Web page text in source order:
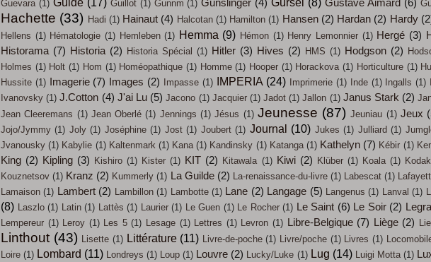
Guevara (1) Guillot (1) Gunnm (1) Gunslinger (4) Gustave Aimard (6)
Hachette (33) Hadi (1) Hainaut (4) Halcotan (1) Hamilton (1) Hansen (2) Hardan (2) Hardy
Hellens (1) Hématologie (1) Hemleben (1) Hemma (9) Hémon (1) Henry Lemonnier (1) Hergé (3)
Historama (7) Historia (2) Historia Spécial (1) Hitler (3) Hives (2) HMS (1) Hodgson (2)
Holmes (1) Holt (1) Hom (1) Homéopathique (1) Homme (1) Hooper (1) Horackova (1) Horticulture (1)
Hussite (1) Imagerie (7) Images (2) Impasse (1) IMPERIA (24) Imprimerie (1) Inde (1) Ingalls (1)
Ivanovsky (1) J.Cotton (4) J'ai Lu (5) Jacono (1) Jacquier (1) Jadot (1) Jallon (1) Janus Stark (2)
Jean Cleeremans (1) Jean Oberlé (1) Jennings (1) Jésus (1) Jeunesse (87) Jeuniau (1) Jeux
Jojo/Jymmy (1) Joly (1) Joséphine (1) Jost (1) Joubert (1) Journal (10) Jukes (1) Julliard (1)
Jvanousky (1) Kabylie (1) Kaltenmark (1) Kana (1) Kandinsky (1) Katanga (1) Kathelyn (7) Kébir (1)
King (2) Kipling (3) Kishiro (1) Kister (1) KIT (2) Kitawala (1) Kiwi (2) Klüber (1) Koala (1) Kodak
Kouznetsov (1) Kranz (2) Kummerly (1) La Guilde (2) La-renaissance-du-livre (1) Labescat (1)
Lamaison (1) Lambert (2) Lambillon (1) Lambotte (1) Lane (2) Langage (5) Langenus (1) Lanval (1)
(8) Laszlo (1) Latin (1) Lattès (1) Laurier (1) Le Guen (1) Le Rocher (1) Le Saint (6) Le Soir (2)
Lempereur (1) Leroy (1) Les 5 (1) Lesage (1) Lettres (1) Levron (1) Libre-Belgique (7) Liège (2)
Linthout (43) Lisette (1) Littérature (11) Livre-de-poche (1) Livre/poche (1) Livres (1)
Loire (1) Lombard (11) Londreys (1) Loup (1) Louvre (2) Lucky/Luke (1) Lug (14) Luigi Motta (1)